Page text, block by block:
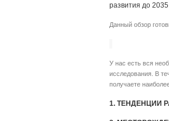
развития до 2035
Данный обзор
У нас есть вся
исследования. В
получаете
1. ТЕНДЕНЦИИ